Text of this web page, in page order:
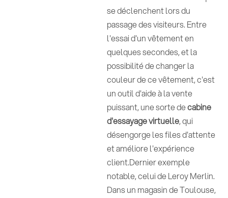
se déclenchent lors du
passage des visiteurs. Entre
l'essai d'un vêtement en
quelques secondes, et la
possibilité de changer la
couleur de ce vêtement, c'est
un outil d'aide à la vente
puissant, une sorte decabine
d'essayage virtuelle, qui
désengorge les files d'attente
et améliore l'expérience
client.Dernier exemple
notable, celui de Leroy Merlin.
Dans un magasin de Toulouse,